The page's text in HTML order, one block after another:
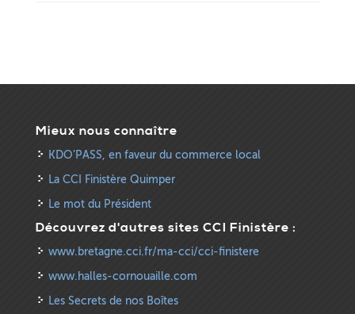
Mieux nous connaître
KDO’PASS, en faveur du commerce local
La CCI Finistère Quimper
Le mot du Président
Découvrez d'autres sites CCI Finistère :
www.bretagne.cci.fr/ma-cci/cci-finistere
www.halles-cornouaille.com
Les Secrets de nos Boîtes